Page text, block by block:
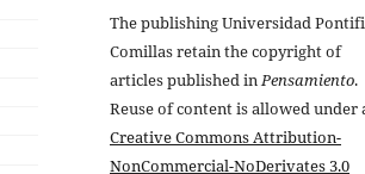
The publishing Universidad
Comillas retain the copyright of
articles published inPensamiento.
Reuse of content is allowed under
Creative Commons Attribution-
NonCommercial-NoDerivates 3.0